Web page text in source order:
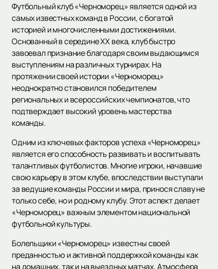
Футбольный клуб «Черноморец» является одной из
самых известных команд в России, с богатой
историей и многочисленными достижениями.
Основанный в середине XX века, клуб быстро
завоевал признание благодаря своим выдающимся
выступлениям на различных турнирах. На
протяжении своей истории «Черноморец»
неоднократно становился победителем
региональных и всероссийских чемпионатов, что
подтверждает высокий уровень мастерства
команды.
Одним из ключевых факторов успеха «Черноморец»
является его способность развивать и воспитывать
талантливых футболистов. Многие игроки, начавшие
свою карьеру в этом клубе, впоследствии выступали
за ведущие команды России и мира, принося славу не
только себе, но и родному клубу. Этот аспект делает
«Черноморец» важным элементом национальной
футбольной культуры.
Болельщики «Черноморец» известны своей
преданностью и активной поддержкой команды как
на домашних, так и на выездных матчах. Атмосфера